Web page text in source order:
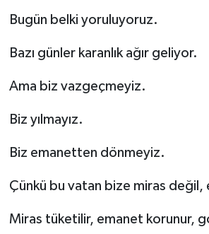
Bugün belki yoruluyoruz.
Bazı günler karanlık ağır geliyor.
Ama biz vazgeçmeyiz.
Biz yılmayız.
Biz emanetten dönmeyiz.
Çünkü bu vatan bize miras değil,
Miras tüketilir, emanet korunur,